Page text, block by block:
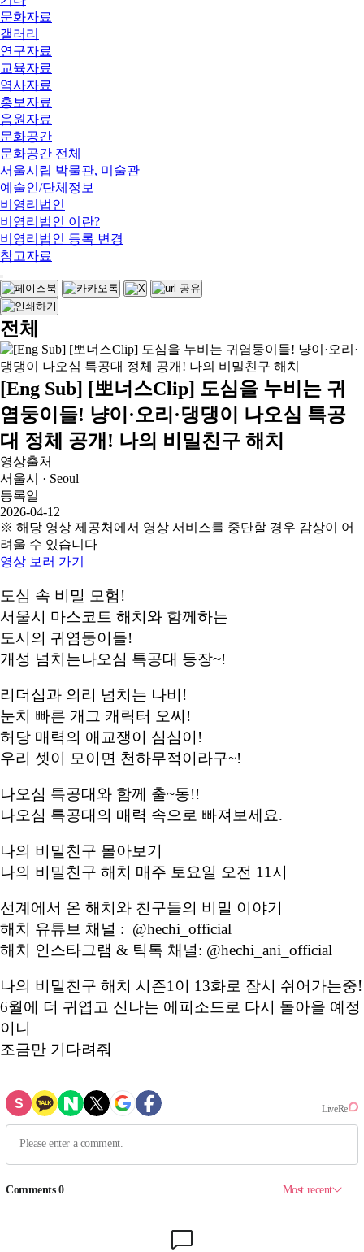
문화자료
갤러리
연구자료
교육자료
역사자료
홍보자료
음원자료
문화공간
문화공간 전체
서울시립 박물관, 미술관
예술인/단체정보
비영리법인
비영리법인 이란?
비영리법인 등록 변경
참고자료
전체
[Eng Sub] [뽀너스Clip] 도심을 누비는 귀
염둥이들! 냥이·오리·댕댕이 나오심 특공
대 정체 공개! 나의 비밀친구 해치
영상출처
서울시 · Seoul
등록일
2026-04-12
※ 해당 영상 제공처에서 영상 서비스를 중단할 경우 감상이 어
려울 수 있습니다
영상 보러 가기
도심 속 비밀 모험!
서울시 마스코트 해치와 함께하는
도시의 귀염둥이들!
개성 넘치는나오심 특공대 등장~!
리더십과 의리 넘치는 나비!
눈치 빠른 개그 캐릭터 오씨!
허당 매력의 애교쟁이 심심이!
우리 셋이 모이면 천하무적이라구~!
나오심 특공대와 함께 출~동!!
나오심 특공대의 매력 속으로 빠져보세요.
나의 비밀친구 몰아보기
나의 비밀친구 해치 매주 토요일 오전 11시
선계에서 온 해치와 친구들의 비밀 이야기
해치 유튜브 채널 : @hechi_official
해치 인스타그램 & 틱톡 채널: @hechi_ani_official
나의 비밀친구 해치 시즌1이 13화로 잠시 쉬어가는중!
6월에 더 귀엽고 신나는 에피소드로 다시 돌아올 예정
이니
조금만 기다려줘